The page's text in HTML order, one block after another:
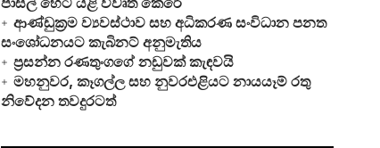
ආණ්ඩුක්‍රම ව්‍යවස්ථාව සහ අධිකරණ සංවිධාන පනත
සංශෝධනයට කැබිනට් අනුමැතිය
ප්‍රසන්න රණතුංගගේ නඩුවක් කැඳවයි
මහනුවර, කෑගල්ල සහ නුවරඑළියට නායයෑම් රතු
නිවේදන තවදුරටත්